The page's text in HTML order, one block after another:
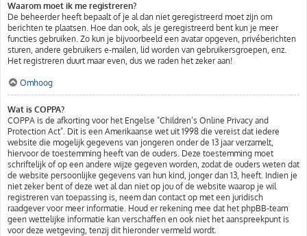
Waarom moet ik me registreren?
De beheerder heeft bepaalt of je al dan niet geregistreerd moet zijn om
berichten te plaatsen. Hoe dan ook, als je geregistreerd bent kun je meer
functies gebruiken. Zo kun je bijvoorbeeld een avatar opgeven, privéberichten
sturen, andere gebruikers e-mailen, lid worden van gebruikersgroepen, enz.
Het registreren duurt maar even, dus we raden het zeker aan!
Omhoog
Wat is COPPA?
COPPA is de afkorting voor het Engelse "Children’s Online Privacy and
Protection Act". Dit is een Amerikaanse wet uit 1998 die vereist dat iedere
website die mogelijk gegevens van jongeren onder de 13 jaar verzamelt,
hiervoor de toestemming heeft van de ouders. Deze toestemming moet
schriftelijk of op een andere wijze gegeven worden, zodat de ouders weten dat
de website persoonlijke gegevens van hun kind, jonger dan 13, heeft. Indien je
niet zeker bent of deze wet al dan niet op jou of de website waarop je wil
registreren van toepassing is, neem dan contact op met een juridisch
raadgever voor meer informatie. Houd er rekening mee dat het phpBB-team
geen wettelijke informatie kan verschaffen en ook niet het aanspreekpunt is
voor deze wetgeving, tenzij dit hieronder vermeld wordt.